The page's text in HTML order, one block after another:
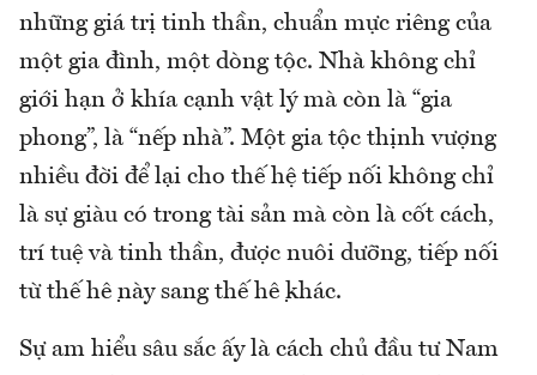
những giá trị tinh thần, chuẩn mực riêng của
một gia đình, một dòng tộc. Nhà không chỉ
giới hạn ở khía cạnh vật lý mà còn là “gia
phong”, là “nếp nhà”. Một gia tộc thịnh vượng
nhiều đời để lại cho thế hệ tiếp nối không chỉ
là sự giàu có trong tài sản mà còn là cốt cách,
trí tuệ và tinh thần, được nuôi dưỡng, tiếp nối
từ thế hệ này sang thế hệ khác.
Sự am hiểu sâu sắc ấy là cách chủ đầu tư Nam